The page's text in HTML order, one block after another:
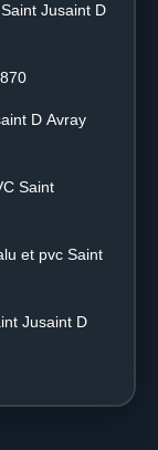
Jusaint D
D Avray
Saint
et pvc Saint
Jusaint D